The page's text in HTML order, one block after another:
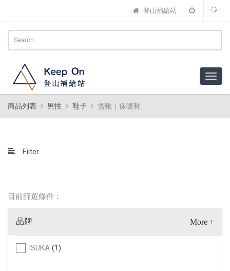
登山補給站
商品列表 男性 鞋子 雪靴｜保暖鞋
Filter
目前篩選條件：
品牌
ISUKA (1)